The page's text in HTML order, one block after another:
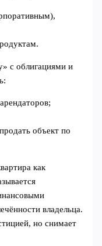
с облигациями и
объект по
как
владельца.
но снимает